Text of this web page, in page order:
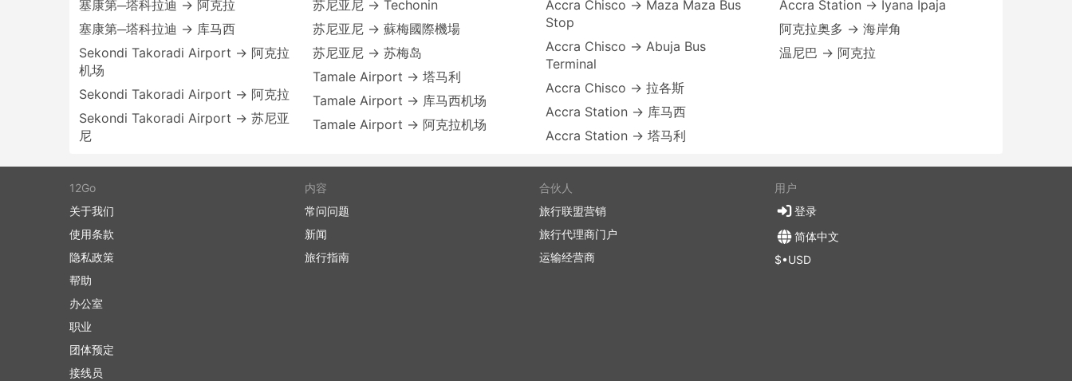
塞康第─塔科拉迪 → 阿克拉
塞康第─塔科拉迪 → 库马西
Sekondi Takoradi Airport → 阿克拉
机场
Sekondi Takoradi Airport → 阿克拉
Sekondi Takoradi Airport → 苏尼亚
尼
苏尼亚尼 → Techonin
苏尼亚尼 → 蘇梅國際機場
苏尼亚尼 → 苏梅岛
Tamale Airport → 塔马利
Tamale Airport → 库马西机场
Tamale Airport → 阿克拉机场
Accra Chisco → Maza Maza Bus
Stop
Accra Chisco → Abuja Bus
Terminal
Accra Chisco → 拉各斯
Accra Station → 库马西
Accra Station → 塔马利
Accra Station → Iyana Ipaja
阿克拉奥多 → 海岸角
温尼巴 → 阿克拉
12Go
关于我们
使用条款
隐私政策
帮助
办公室
职业
团体预定
接线员
内容
常问问题
新闻
旅行指南
合伙人
旅行联盟营销
旅行代理商门户
运输经营商
用户
登录
简体中文
$•USD